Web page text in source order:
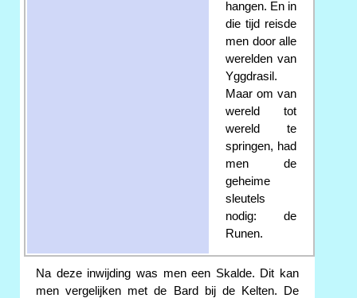
hangen. En in
die tijd reisde
men door alle
werelden van
Yggdrasil.
Maar om van
wereld tot
wereld te
springen, had
men de
geheime
sleutels
nodig: de
Runen.
Na deze inwijding was men een Skalde. Dit kan
men vergelijken met de Bard bij de Kelten. De